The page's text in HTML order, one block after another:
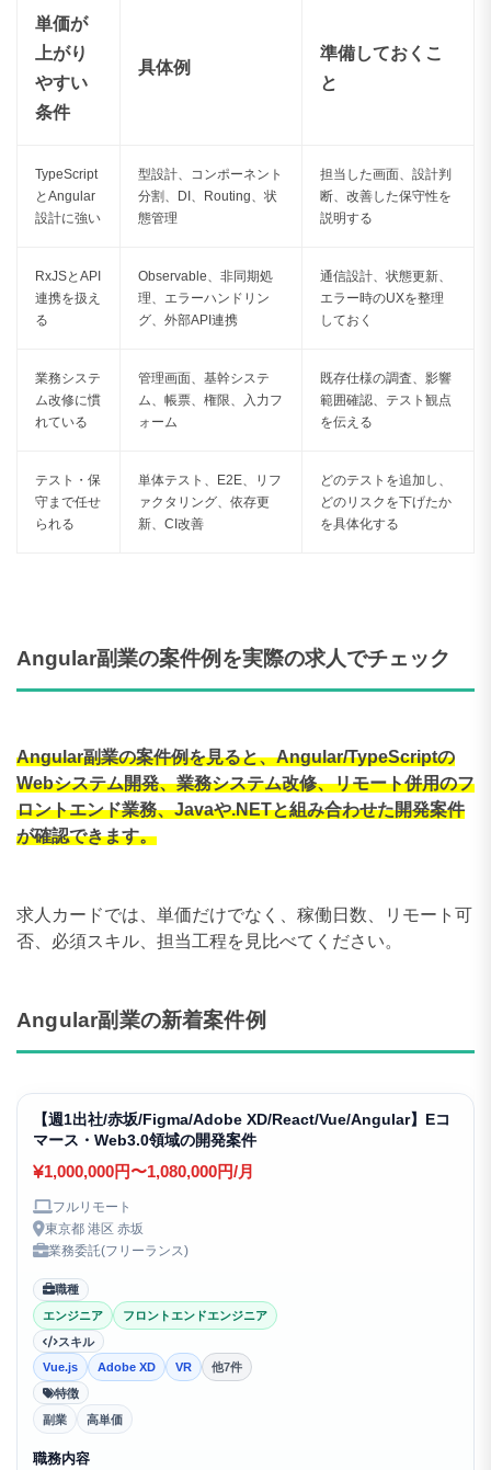
160〜169万円
170〜179万円
180〜189万円
200〜209万円
220〜229万円
240〜249万円
250〜259万円
260〜269万円
270〜279万円
300〜309万円 0件
単価が
上がり
やすい
条件
具体例
準備しておくこ
と
TypeScript
とAngular
設計に強い
型設計、コンポーネント
分割、DI、Routing、状
態管理
担当した画面、設計判
断、改善した保守性を
説明する
RxJSとAPI
連携を扱え
る
Observable、非同期処
理、エラーハンドリン
グ、外部API連携
通信設計、状態更新、
エラー時のUXを整理
しておく
業務システ
ム改修に慣
れている
管理画面、基幹システ
ム、帳票、権限、入力フ
ォーム
既存仕様の調査、影響
範囲確認、テスト観点
を伝える
テスト・保
守まで任せ
られる
単体テスト、E2E、リフ
ァクタリング、依存更
新、CI改善
どのテストを追加し、
どのリスクを下げたか
を具体化する
Angular副業の案件例を実際の求人でチェック
Angular副業の案件例を見ると、Angular/TypeScriptの
Webシステム開発、業務システム改修、リモート併用のフ
ロントエンド業務、Javaや.NETと組み合わせた開発案件
が確認できます。
求人カードでは、単価だけでなく、稼働日数、リモート可
否、必須スキル、担当工程を見比べてください。
Angular副業の新着案件例
【週1出社/赤坂/Figma/Adobe XD/React/Vue/Angular】Eコ
マース・Web3.0領域の開発案件
1,000,000円〜1,080,000円/月
フルリモート
東京都 港区 赤坂
業務委託(フリーランス)
職種
エンジニア
フロントエンドエンジニア
スキル
Vue.js
Adobe XD VR
他7件
特徴
副業
高単価
職務内容